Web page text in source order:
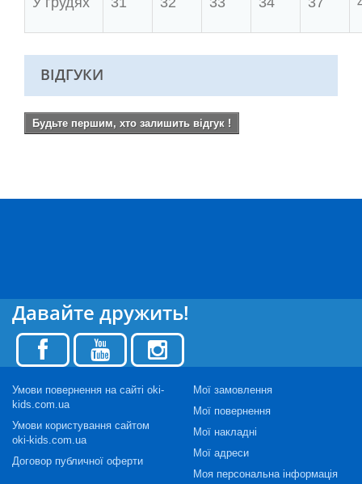
ВІДГУКИ
Будьте першим, хто залишить відгук !
Давайте дружить!
Умови повернення на сайті oki-
kids.com.ua
Умови користування сайтом
oki-kids.com.ua
Договор публичної оферти
Мої замовлення
Мої повернення
Мої накладні
Мої адреси
Моя персональна інформація